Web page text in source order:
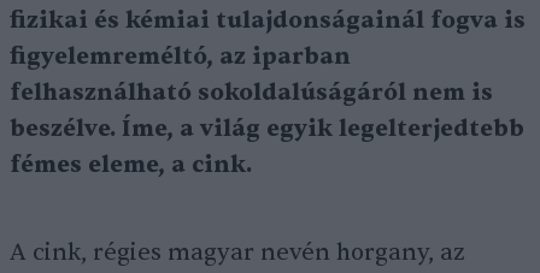
fizikai és kémiai tulajdonságainál fogva is
figyelemreméltó, az iparban
felhasználható sokoldalúságáról nem is
beszélve. Íme, a világ egyik legelterjedtebb
fémes eleme, a cink.
A cink, régies magyar nevén horgany, az